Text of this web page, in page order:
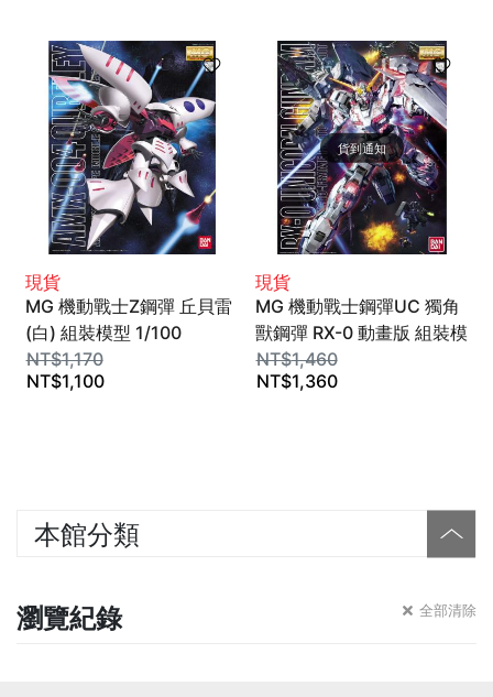
本館分類
瀏覽紀錄 全部清除
現貨
MG 機動戰士Z鋼彈 丘貝雷
(白) 組裝模型 1/100
BANDAI SPIRITS
NT$1,170
NT$1,100
貨到通知
現貨
MG 機動戰士鋼彈UC 獨角
獸鋼彈 RX-0 動畫版 組裝模
型 1/100 BANDAI SPIRITS
NT$1,460
NT$1,360